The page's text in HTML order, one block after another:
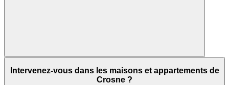
Intervenez-vous dans les maisons et appartements de
Crosne ?